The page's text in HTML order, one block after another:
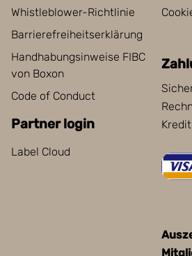
Whistleblower-Richtlinie
Barrierefreiheitserklärung
Handhabungsinweise FIBC
von Boxon
Code of Conduct
Partner login
Label Cloud